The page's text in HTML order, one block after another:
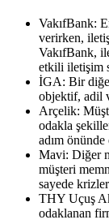
VakıfBank:
verirken,
VakıfBank,
etkili iletişim
İGA: Bir
objektif, adil
Arçelik:
odakla
adım önünde
Mavi: Diğer
müşteri
sayede
THY Uçuş
odaklanan